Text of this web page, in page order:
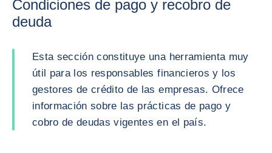
Condiciones de pago y recobro de
deuda
Esta sección constituye una herramienta muy
útil para los responsables financieros y los
gestores de crédito de las empresas. Ofrece
información sobre las prácticas de pago y
cobro de deudas vigentes en el país.